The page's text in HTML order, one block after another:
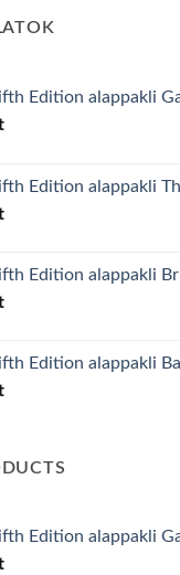
Edition alappakli
Edition alappakli
Edition alappakli
Edition alappakli
Edition alappakli